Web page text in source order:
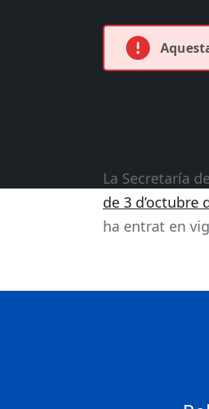
La Secretaría
de 3 d’octubre
ha entrat en